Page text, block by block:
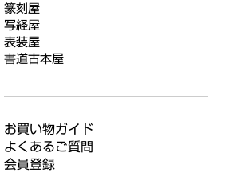
篆刻屋
写経屋
表装屋
書道古本屋
お買い物ガイド
よくあるご質問
会員登録